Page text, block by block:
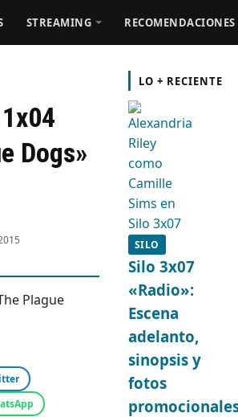
STREAMING RECOMENDACIONES
Dogs»
LO + RECIENTE
SILO
Silo 3x07
«Radio»:
Escena
adelanto,
sinopsis y
fotos